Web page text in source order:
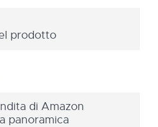
prodotto
di Amazon
panoramica